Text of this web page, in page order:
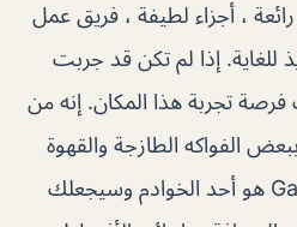
، أجزاء لطيفة ، فريق عمل
للغاية. إذا لم تكن قد جربت
فرصة تجربة هذا المكان. إنه من
الفواكه الطازجة والقهوة
الإثيوبية الأصيلة. Gamechu هو أحد الخوادم وسيجعلك